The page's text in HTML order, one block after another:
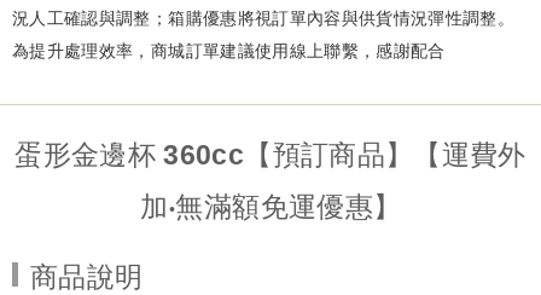
況人工確認與調整；箱購優惠將視訂單內容與供貨情況彈性調整。
為提升處理效率，商城訂單建議使用線上聯繫，感謝配合
蛋形金邊杯 360cc【預訂商品】【運費外
加‧無滿額免運優惠】
商品說明